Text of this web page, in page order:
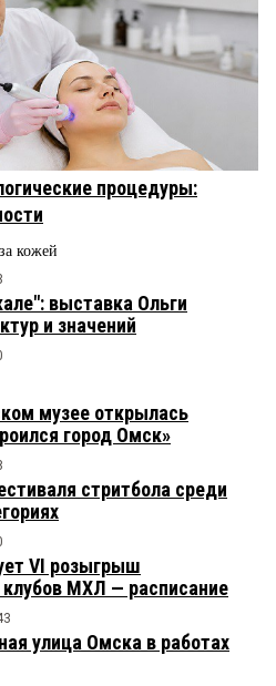
процедуры:
кожей
выставка Ольги
и значений
музее открылась
город Омск»
стритбола среди
VI розыгрыш
клубов МХЛ — расписание
улица Омска в работах